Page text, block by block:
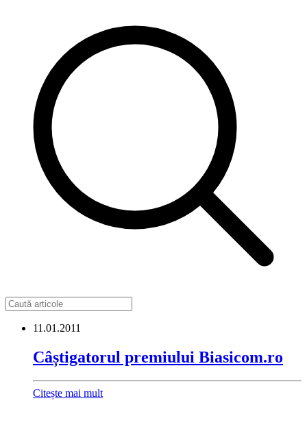
11.01.2011
Câștigatorul premiului Biasicom.ro
Citește mai mult